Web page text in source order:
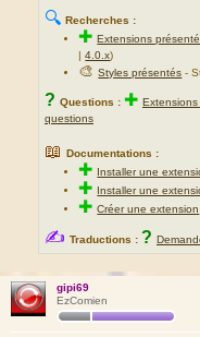
e
🔍 Recherches :
✚Extensions
|4.0.x)
🎨Styles présentés -
? Questions : ✚
questions
📖 Documentations :
✚ Installer une
✚ Installer une
✚Créer une extension
✍ Traductions : ?
gipi69
EzComien